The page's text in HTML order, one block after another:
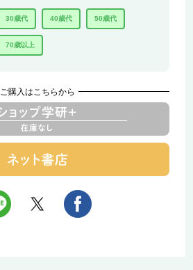
30歳代 40歳代 50歳代
70歳以上
ご購入はこちらから